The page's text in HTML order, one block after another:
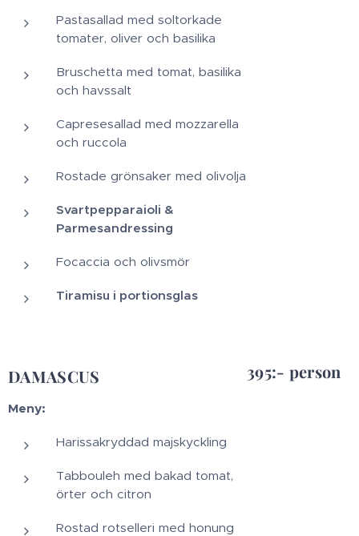
Pastasallad med soltorkade
tomater, oliver och basilika
Bruschetta med tomat, basilika
och havssalt
Capresesallad med mozzarella
och ruccola
Rostade grönsaker med olivolja
Svartpepparaioli &
Parmesandressing
Focaccia och olivsmör
Tiramisu i portionsglas
DAMASCUS
Meny:
Harissakryddad majskyckling
Tabbouleh med bakad tomat,
örter och citron
Rostad rotselleri med honung
395:- person